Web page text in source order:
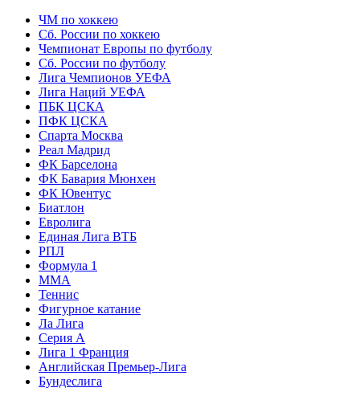
ЧМ по хоккею
Сб. России по хоккею
Чемпионат Европы по футболу
Сб. России по футболу
Лига Чемпионов УЕФА
Лига Наций УЕФА
ПБК ЦСКА
ПФК ЦСКА
Спарта Москва
Реал Мадрид
ФК Барселона
ФК Бавария Мюнхен
ФК Ювентус
Биатлон
Евролига
Единая Лига ВТБ
РПЛ
Формула 1
MMA
Теннис
Фигурное катание
Ла Лига
Серия А
Лига 1 Франция
Английская Премьер-Лига
Бундеслига